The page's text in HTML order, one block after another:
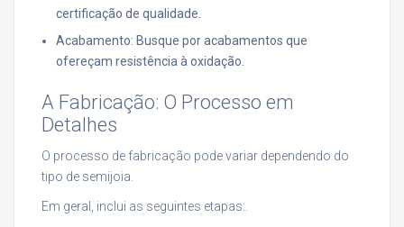
certificação de qualidade.
Acabamento: Busque por acabamentos que
ofereçam resistência à oxidação.
A Fabricação: O Processo em
Detalhes
O processo de fabricação pode variar dependendo do
tipo de semijoia.
Em geral, inclui as seguintes etapas:.